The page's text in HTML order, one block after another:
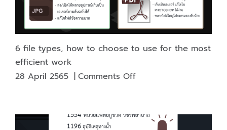
6 file types, how to choose to use for the most
efficient work
28 April 2565 | Comments Offon
types,